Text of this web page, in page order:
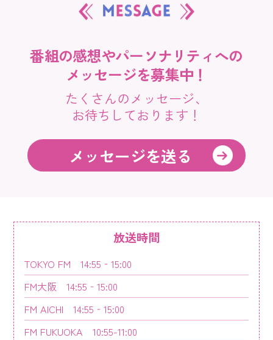
番組の感想やパーソナリティへの
メッセージを募集中！
たくさんのメッセージ、
お待ちしております！
メッセージを送る
放送時間
TOKYO FM 14:55‐15:00
FM大阪 14:55‐15:00
FM AICHI 14:55‐15:00
FM FUKUOKA 10:55-11:00